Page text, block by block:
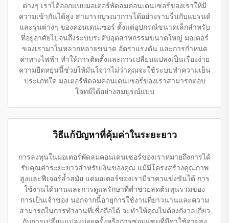
ต่างๆ เราได้ออกแบบมอเตอร์พัดลมคอนเดนเซอร์ของเราให้มี
ความเข้ากันได้สูง สามารถบูรณาการได้อย่างราบรื่นกับแบรนด์
และรุ่นต่างๆ ของคอนเดนเซอร์ ตั้งแต่อุปกรณ์ขนาดเล็กสำหรับ
ที่อยู่อาศัยไปจนถึงระบบระดับอุตสาหกรรมขนาดใหญ่ มอเตอร์
ของเรามาในหลากหลายขนาด อัตราแรงดัน และการกำหนด
ค่าทางไฟฟ้า ทำให้การติดตั้งและการเปลี่ยนแปลงเป็นเรื่องง่าย
ความยืดหยุ่นนี้ช่วยให้มั่นใจว่าไม่ว่าคุณจะใช้ระบบทำความเย็น
ประเภทใด มอเตอร์พัดลมคอนเดนเซอร์ของเราสามารถตอบ
โจทย์ได้อย่างสมบูรณ์แบบ
วิธีแก้ปัญหาที่คุ้มค่าในระยะยาว
การลงทุนในมอเตอร์พัดลมคอนเดนเซอร์ของเราหมายถึงการได้
รับคุณค่าระยะยาวสำหรับเงินของคุณ แม้มีโครงสร้างคุณภาพ
สูงและฟีเจอร์ล้ำสมัย แต่มอเตอร์ของเรามีราคาแข่งขันได้ การ
ใช้งานได้นานและการดูแลรักษาที่ต่ำช่วยลดต้นทุนรวมของ
การเป็นเจ้าของ นอกจากนี้อายุการใช้งานที่ยาวนานและความ
สามารถในการทำงานที่เชื่อถือได้ จะทำให้คุณไม่ต้องกังวลเกี่ยว